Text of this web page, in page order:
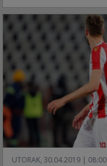
UTORAK, 30.04.2019 | 08:00